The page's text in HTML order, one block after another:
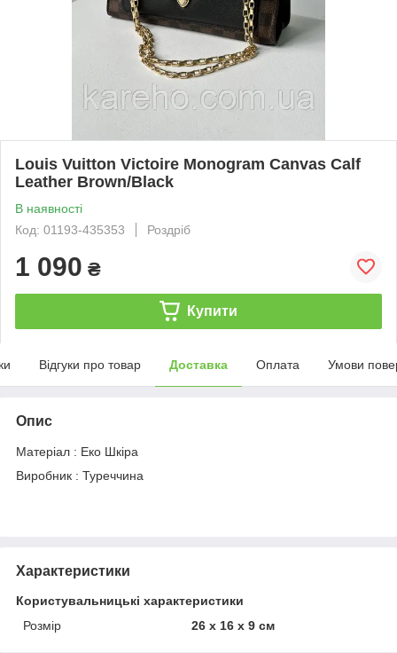
Louis Vuitton Victoire Monogram Canvas Calf
Leather Brown/Black
В наявності
Код: 01193-435353
Роздріб
1 090 ₴
Купити
Відгуки про товар Доставка Оплата Умови
Опис
Матеріал : Еко Шкіра
Виробник : Туреччина
Характеристики
Користувальницькі характеристики
Розмір
26 x 16 x 9 см